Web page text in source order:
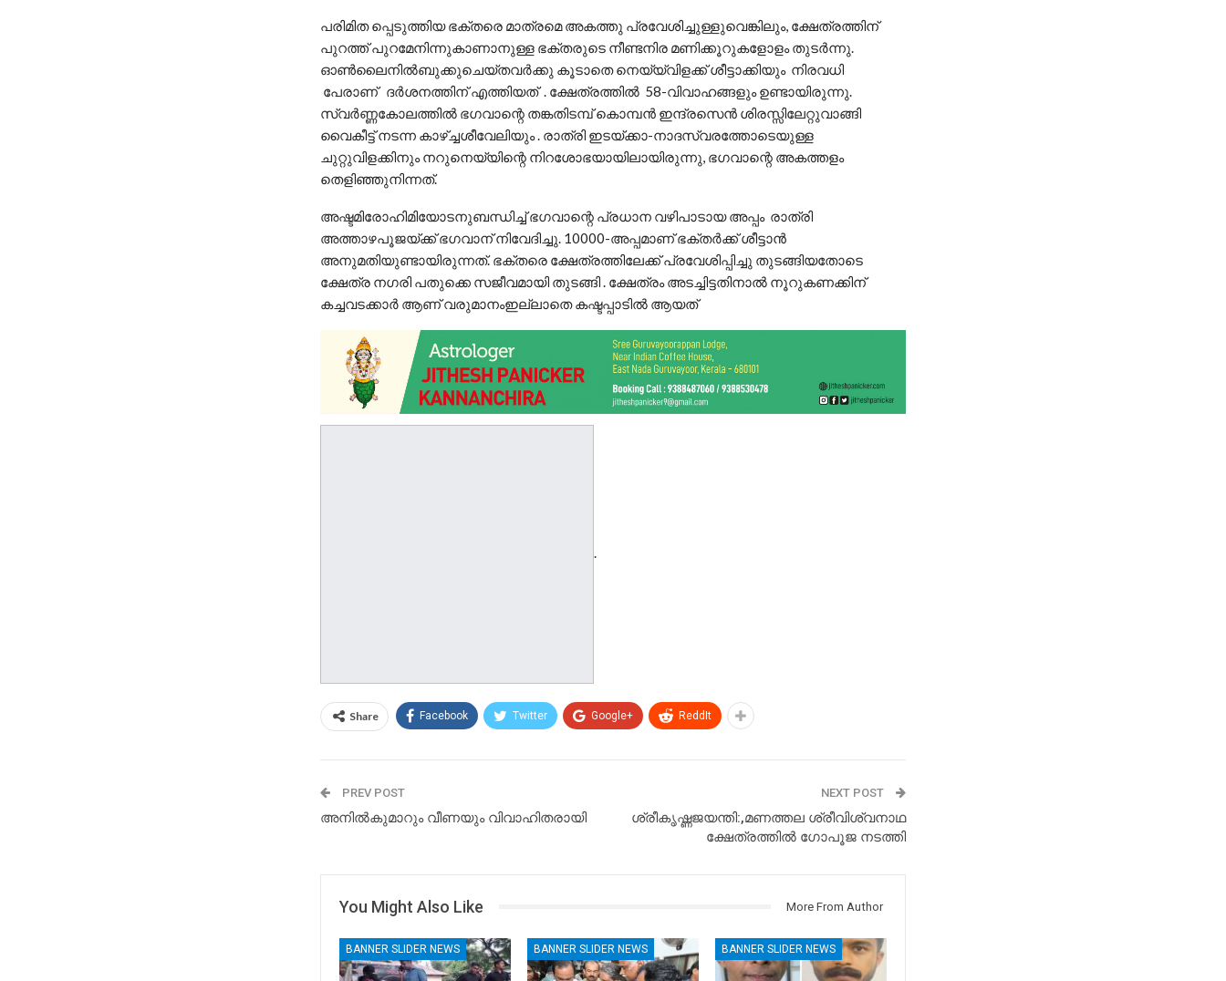
പരിമിത പ്പെടുത്തിയ ഭക്തരെ മാത്രമെ അകത്തു പ്രവേശിച്ചുള്ളുവെങ്കിലും, ക്ഷേത്രത്തിന്
പുറത്ത് പുറമേനിന്നുകാണാനുള്ള ഭക്തരുടെ നീണ്ടനിര മണിക്കൂറുകളോളം തുടര്‍ന്നു.
ഓണ്‍ലൈനില്‍ബുക്കുചെയ്തവര്‍ക്കു കൂടാതെ നെയ്യ്‌വിളക്ക് ശീട്ടാക്കിയും നിരവധി
പേരാണ് ദര്‍ശനത്തിന് എത്തിയത് . ക്ഷേത്രത്തില്‍ 58-വിവാഹങ്ങളും ഉണ്ടായിരുന്നു.
സ്വര്‍ണ്ണകോലത്തില്‍ ഭഗവാന്റെ തങ്കതിടമ്പ് കൊമ്പന്‍ ഇന്ദ്രസെന്‍ ശിരസ്സിലേറ്റുവാങ്ങി
വൈകീട്ട് നടന്ന കാഴ്ച്ചശീവേലിയും . രാത്രി ഇടയ്ക്കാ-നാദസ്വരത്തോടെയുള്ള
ചുറ്റുവിളക്കിനും നറുനെയ്യിന്റെ നിറശോഭയായിലായിരുന്നു, ഭഗവാന്റെ അകത്തളം
തെളിഞ്ഞുനിന്നത്.
അഷ്ടമിരോഹിമിയോടനുബന്ധിച്ച് ഭഗവാന്റെ പ്രധാന വഴിപാടായ അപ്പം രാത്രി
അത്താഴപൂജയ്ക്ക് ഭഗവാന് നിവേദിച്ചു. 10000-അപ്പമാണ് ഭക്തര്‍ക്ക് ശീട്ടാന്‍
അനുമതിയുണ്ടായിരുന്നത്. ഭക്തരെ ക്ഷേത്രത്തിലേക്ക് പ്രവേശിപ്പിച്ചു തുടങ്ങിയതോടെ
ക്ഷേത്ര നഗരി പതുക്കെ സജീവമായി തുടങ്ങി . ക്ഷേത്രം അടച്ചിട്ടതിനാല്‍ നൂറുകണക്കിന്
കച്ചവടക്കാര്‍ ആണ് വരുമാനംഇല്ലാതെ കഷ്ടപ്പാടില്‍ ആയത്
Share Facebook Twitter Google+ ReddIt
PREV POST
അനില്‍കുമാറും വീണയും വിവാഹിതരായി
NEXT POST
ശ്രീകൃഷ്ണജയന്തി:,മണത്തല ശ്രീവിശ്വനാഥ
ക്ഷേത്രത്തിൽ ഗോപൂജ നടത്തി
You Might Also Like More From Author
BANNER SLIDER NEWS BANNER SLIDER NEWS BANNER SLIDER NEWS